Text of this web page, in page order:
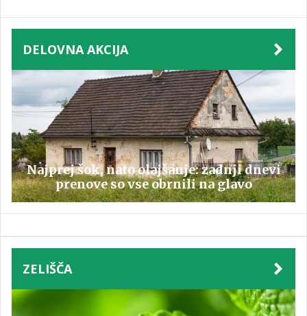
DELOVNA AKCIJA
Najprej šok, nato olajšanje: zadnji dnevi
prenove so vse obrnili na glavo
ZELIŠČA